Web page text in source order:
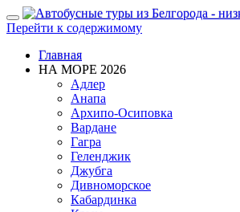
Показать/
Скрыть
навигацию
Перейти к содержимому
Главная
НА МОРЕ 2026
Адлер
Анапа
Архипо-Осиповка
Вардане
Гагра
Геленджик
Джубга
Дивноморское
Кабардинка